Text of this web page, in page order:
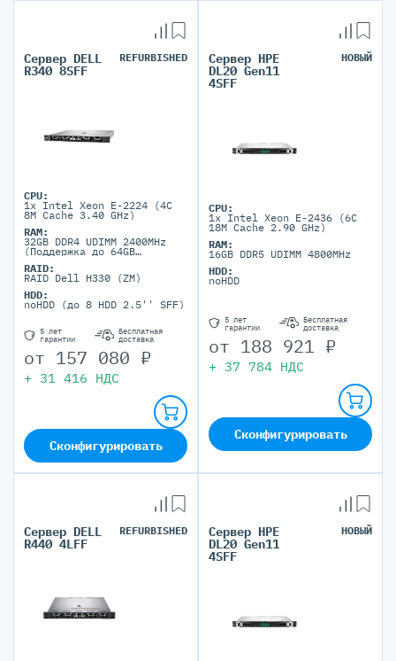
Сервер DELL
R340 8SFF
REFURBISHED
CPU:
1x Intel Xeon E-2224 (4C
8M Cache 3.40 GHz)
RAM:
32GB DDR4 UDIMM 2400MHz
(Поддержка до 64GB
портов)
RAID:
RAID Dell H330 (ZM)
HDD:
noHDD (до 8 HDD 2.5'' SFF)
5 лет
гарантии
Бесплатная
доставка
от 157 080 ₽
+ 31 416 НДС
Сконфигурировать
Сервер HPE
DL20 Gen11
4SFF
НОВЫЙ
CPU:
1x Intel Xeon E-2436 (6C
18M Cache 2.90 GHz)
RAM:
16GB DDR5 UDIMM 4800MHz
HDD:
noHDD
5 лет
гарантии
Бесплатная
доставка
от 188 921 ₽
+ 37 784 НДС
Сконфигурировать
Сервер DELL
R440 4LFF
REFURBISHED Сервер HPE
DL20 Gen11
4SFF
НОВЫЙ